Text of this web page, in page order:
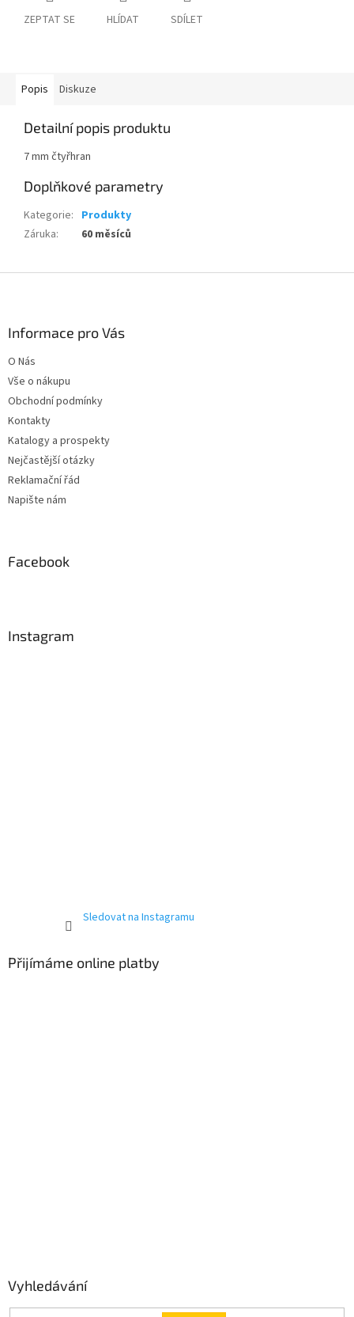
ZEPTAT SE HLÍDAT SDÍLET
Popis Diskuze
Detailní popis produktu
7 mm čtyřhran
Doplňkové parametry
Kategorie: Produkty
Záruka: 60 měsíců
Informace pro Vás
O Nás
Vše o nákupu
Obchodní podmínky
Kontakty
Katalogy a prospekty
Nejčastější otázky
Reklamační řád
Napište nám
Facebook
Instagram
Sledovat na Instagramu
Přijímáme online platby
Vyhledávání